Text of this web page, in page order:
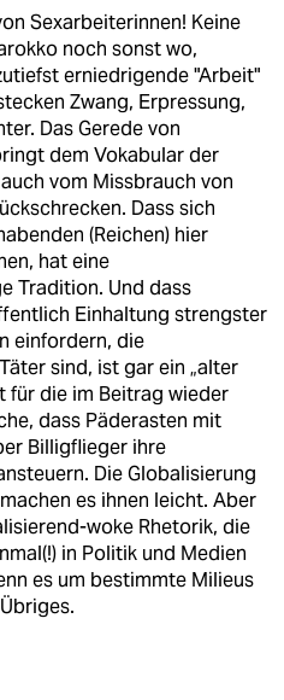
Sexarbeiterinnen! Keine
noch sonst wo,
erniedrigende "Arbeit"
Zwang, Erpressung,
Das Gerede von
dem Vokabular der
vom Missbrauch von
Dass sich
(Reichen) hier
hat eine
Tradition. Und dass
Einhaltung strengster
einfordern, die
sind, ist gar ein „alter
für die im Beitrag wieder
dass Päderasten mit
Billigflieger ihre
Die Globalisierung
es ihnen leicht. Aber
woke Rhetorik, die
in Politik und Medien
es um bestimmte Milieus